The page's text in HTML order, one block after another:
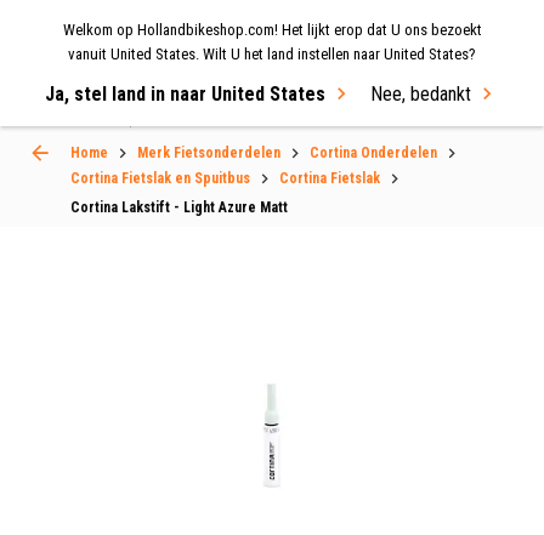
Welkom op Hollandbikeshop.com! Het lijkt erop dat U ons bezoekt
vanuit United States. Wilt U het land instellen naar United States?
Ja, stel land in naar United States Nee, bedankt
Home Merk Fietsonderdelen
Cortina Onderdelen
Cortina Fietslak en Spuitbus
Cortina Fietslak
Cortina Lakstift - Light Azure Matt